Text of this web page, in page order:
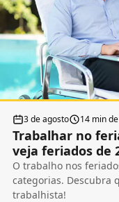
3 de agosto 14 min
Trabalhar no
veja feriados de
O trabalho nos
categorias. Descubra
trabalhista!